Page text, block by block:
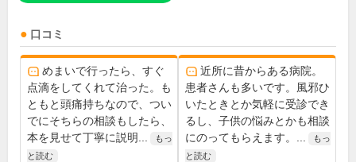
口コミ
めまいで行ったら、すぐ
点滴をしてくれて治った。も
ともと頭痛持ちなので、つい
でにそちらの相談もしたら、
本を見せて丁寧に説明...
もっ
と読む
近所に昔からある病院。
患者さんも多いです。風邪ひ
いたときとか気軽に受診でき
るし、子供の悩みとかも相談
にのってもらえます。...
もっ
と読む